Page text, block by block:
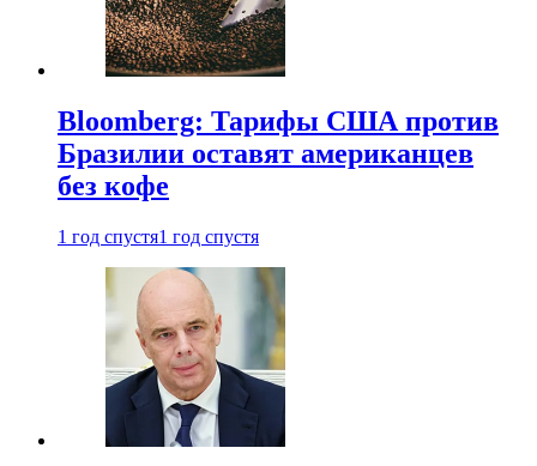
Bloomberg: Тарифы США против
Бразилии оставят американцев
без кофе
1 год спустя1 год спустя